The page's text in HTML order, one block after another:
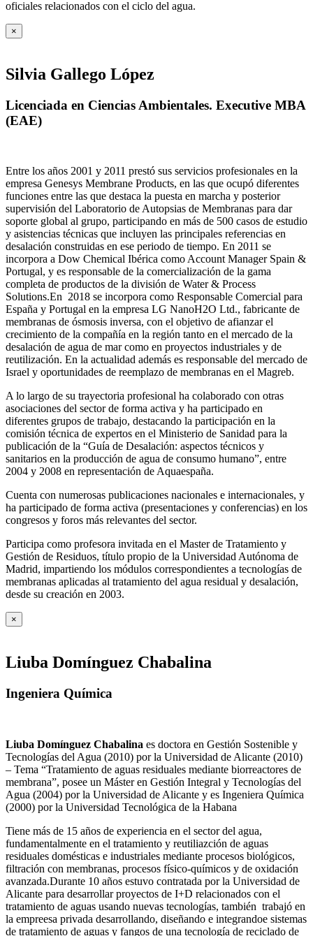
oficiales relacionados con el ciclo del agua.
×
Silvia Gallego López
Licenciada en Ciencias Ambientales. Executive MBA
(EAE)
Entre los años 2001 y 2011 prestó sus servicios profesionales en la
empresa Genesys Membrane Products, en las que ocupó diferentes
funciones entre las que destaca la puesta en marcha y posterior
supervisión del Laboratorio de Autopsias de Membranas para dar
soporte global al grupo, participando en más de 500 casos de estudio
y asistencias técnicas que incluyen las principales referencias en
desalación construidas en ese periodo de tiempo. En 2011 se
incorpora a Dow Chemical Ibérica como Account Manager Spain &
Portugal, y es responsable de la comercialización de la gama
completa de productos de la división de Water & Process
Solutions.En 2018 se incorpora como Responsable Comercial para
España y Portugal en la empresa LG NanoH2O Ltd., fabricante de
membranas de ósmosis inversa, con el objetivo de afianzar el
crecimiento de la compañía en la región tanto en el mercado de la
desalación de agua de mar como en proyectos industriales y de
reutilización. En la actualidad además es responsable del mercado de
Israel y oportunidades de reemplazo de membranas en el Magreb.
A lo largo de su trayectoria profesional ha colaborado con otras
asociaciones del sector de forma activa y ha participado en
diferentes grupos de trabajo, destacando la participación en la
comisión técnica de expertos en el Ministerio de Sanidad para la
publicación de la “Guía de Desalación: aspectos técnicos y
sanitarios en la producción de agua de consumo humano”, entre
2004 y 2008 en representación de Aquaespaña.
Cuenta con numerosas publicaciones nacionales e internacionales, y
ha participado de forma activa (presentaciones y conferencias) en los
congresos y foros más relevantes del sector.
Participa como profesora invitada en el Master de Tratamiento y
Gestión de Residuos, título propio de la Universidad Autónoma de
Madrid, impartiendo los módulos correspondientes a tecnologías de
membranas aplicadas al tratamiento del agua residual y desalación,
desde su creación en 2003.
×
Liuba Domínguez Chabalina
Ingeniera Química
Liuba Domínguez Chabalina es doctora en Gestión Sostenible y
Tecnologías del Agua (2010) por la Universidad de Alicante (2010)
– Tema “Tratamiento de aguas residuales mediante biorreactores de
membrana”, posee un Máster en Gestión Integral y Tecnologías del
Agua (2004) por la Universidad de Alicante y es Ingeniera Química
(2000) por la Universidad Tecnológica de la Habana
Tiene más de 15 años de experiencia en el sector del agua,
fundamentalmente en el tratamiento y reutiliazción de aguas
residuales domésticas e industriales mediante procesos biológicos,
filtración con membranas, procesos físico-químicos y de oxidación
avanzada.Durante 10 años estuvo contratada por la Universidad de
Alicante para desarrollar proyectos de I+D relacionados con el
tratamiento de aguas usando nuevas tecnologías, también trabajó en
la empreesa privada desarrollando, diseñando e integrandoe sistemas
de tratamiento de aguas y fangos de una tecnología de reciclado de